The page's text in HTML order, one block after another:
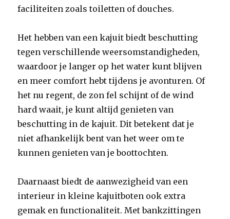
faciliteiten zoals toiletten of douches.
Het hebben van een kajuit biedt beschutting
tegen verschillende weersomstandigheden,
waardoor je langer op het water kunt blijven
en meer comfort hebt tijdens je avonturen. Of
het nu regent, de zon fel schijnt of de wind
hard waait, je kunt altijd genieten van
beschutting in de kajuit. Dit betekent dat je
niet afhankelijk bent van het weer om te
kunnen genieten van je boottochten.
Daarnaast biedt de aanwezigheid van een
interieur in kleine kajuitboten ook extra
gemak en functionaliteit. Met bankzittingen